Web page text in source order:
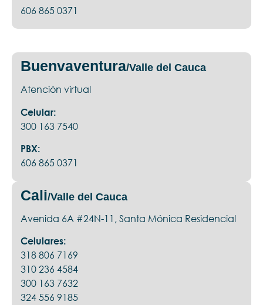
606 865 0371
Buenvaventura/Valle del Cauca
Atención virtual
Celular:
300 163 7540
PBX:
606 865 0371
Cali/Valle del Cauca
Avenida 6A #24N-11, Santa Mónica Residencial
Celulares:
318 806 7169
310 236 4584
300 163 7632
324 556 9185